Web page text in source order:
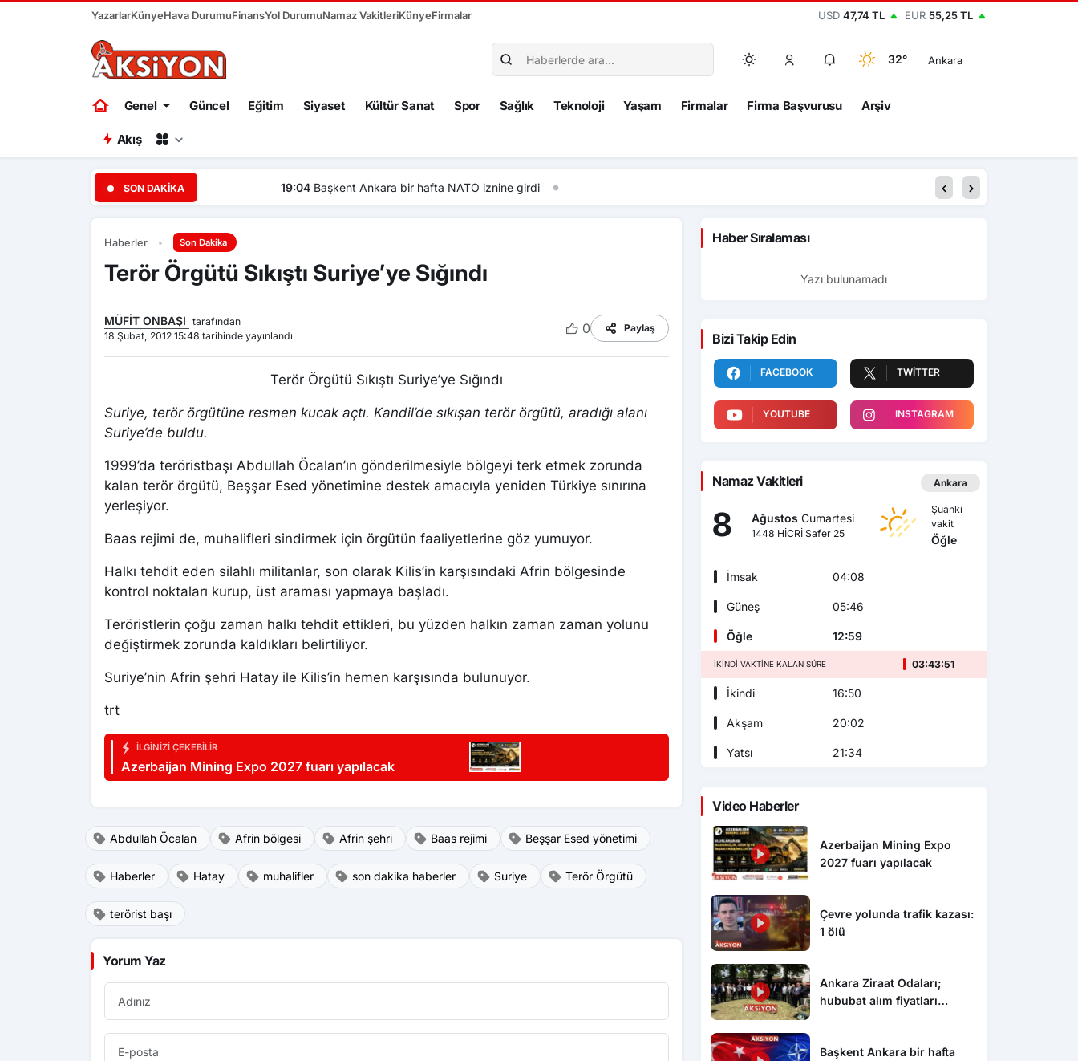
YazarlarKünyeHava DurumuFinansYol DurumuNamaz VakitleriKünyeFirmalar USD 47,74 TL EUR 55,25 TL
32° Ankara
Genel Güncel Eğitim Siyaset Kültür Sanat Spor Sağlık Teknoloji Yaşam Firmalar Firma Başvurusu Arşiv
Akış
SON DAKIKA Başkent Ankara bir hafta NATO iznine girdi
Haberler Son Dakika
Terör Örgütü Sıkıştı Suriye’ye Sığındı
MÜFİT ONBAŞI tarafından
18 Şubat, 2012 15:48 tarihinde yayınlandı
0 Paylaş
Terör Örgütü Sıkıştı Suriye’ye Sığındı
Suriye, terör örgütüne resmen kucak açtı. Kandil’de sıkışan terör örgütü, aradığı alanı
Suriye’de buldu.
1999’da teröristbaşı Abdullah Öcalan’ın gönderilmesiyle bölgeyi terk etmek zorunda
kalan terör örgütü, Beşşar Esed yönetimine destek amacıyla yeniden Türkiye sınırına
yerleşiyor.
Baas rejimi de, muhalifleri sindirmek için örgütün faaliyetlerine göz yumuyor.
Halkı tehdit eden silahlı militanlar, son olarak Kilis’in karşısındaki Afrin bölgesinde
kontrol noktaları kurup, üst araması yapmaya başladı.
Teröristlerin çoğu zaman halkı tehdit ettikleri, bu yüzden halkın zaman zaman yolunu
değiştirmek zorunda kaldıkları belirtiliyor.
Suriye’nin Afrin şehri Hatay ile Kilis’in hemen karşısında bulunuyor.
trt
İLGINIZI ÇEKEBILIR
Azerbaijan Mining Expo 2027 fuarı yapılacak
Abdullah Öcalan Afrin bölgesi Afrin şehri Baas rejimi Beşşar Esed yönetimi
Haberler Hatay muhalifler son dakika haberler Suriye Terör Örgütü
terörist başı
Yorum Yaz
Haber Sıralaması
Yazı bulunamadı
Bizi Takip Edin
FACEBOOK TWITTER
YOUTUBE INSTAGRAM
Namaz Vakitleri Ankara
8 Ağustos Cumartesi
1448 HİCRİ Safer 25
Şuanki
vakit
Öğle
İmsak 04:08
Güneş 05:46
Öğle 12:59
İKINDI VAKTINE KALAN SÜRE 03:43:49
İkindi 16:50
Akşam 20:02
Yatsı 21:34
Video Haberler
Azerbaijan Mining Expo
2027 fuarı yapılacak
Çevre yolunda trafik kazası:
1 ölü
Ankara Ziraat Odaları;
hububat alım fiyatları
Başkent Ankara bir hafta